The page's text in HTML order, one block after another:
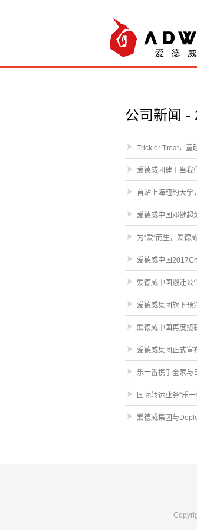
公司新闻 -
Trick or Treat，童
爱德威团建丨当我
首站上海纽约大学
爱德威中国邓健超
为“爱”而生，爱德
爱德威中国
爱德威中国搬迁公
爱德威集团旗下预
爱德威中国再度揽
爱德威集团正式宣
乐一番携手全家
国际转运业务“乐
爱德威集团与